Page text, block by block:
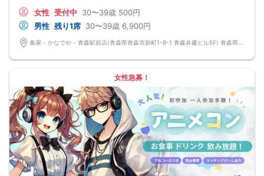
■最少催行人数
男女2対2
■中止判断タイミング
■飲食
→ お酒が飲めない方にはソフトドリンクも豊富にご用意しています！
女性 受付中 30〜39歳 500円
男性 残り1席 30〜39歳 6,900円
女性急募！